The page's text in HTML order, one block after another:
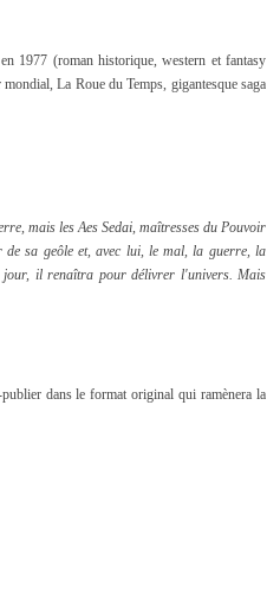
1977 (roman historique, western et fantasy
La Roue du Temps, gigantesque saga
mais les Aes Sedai, maîtresses du Pouvoir
de sa geôle et, avec lui, le mal, la guerre, la
jour, il renaîtra pour délivrer l'univers. Mais
dans le format original qui ramènera la